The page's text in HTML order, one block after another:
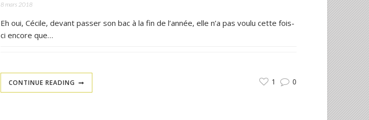
8 mars 2018
Eh oui, Cécile, devant passer son bac à la fin de l’année, elle n’a pas voulu cette fois-
ci encore que…
CONTINUE READING 1 0